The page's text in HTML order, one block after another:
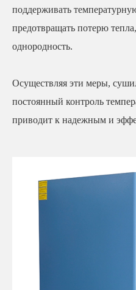
поддерживать
предотвращать потерю
однородность.
Осуществляя эти меры,
постоянный контроль
приводит к надежным и